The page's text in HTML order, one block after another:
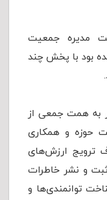
مدیره جمعیت
شده بود با پخش چند
به همت جمعی از
حوزه و همکاری
ترویج ارزش‌های
و نشر خاطرات
توانمندی‌ها و